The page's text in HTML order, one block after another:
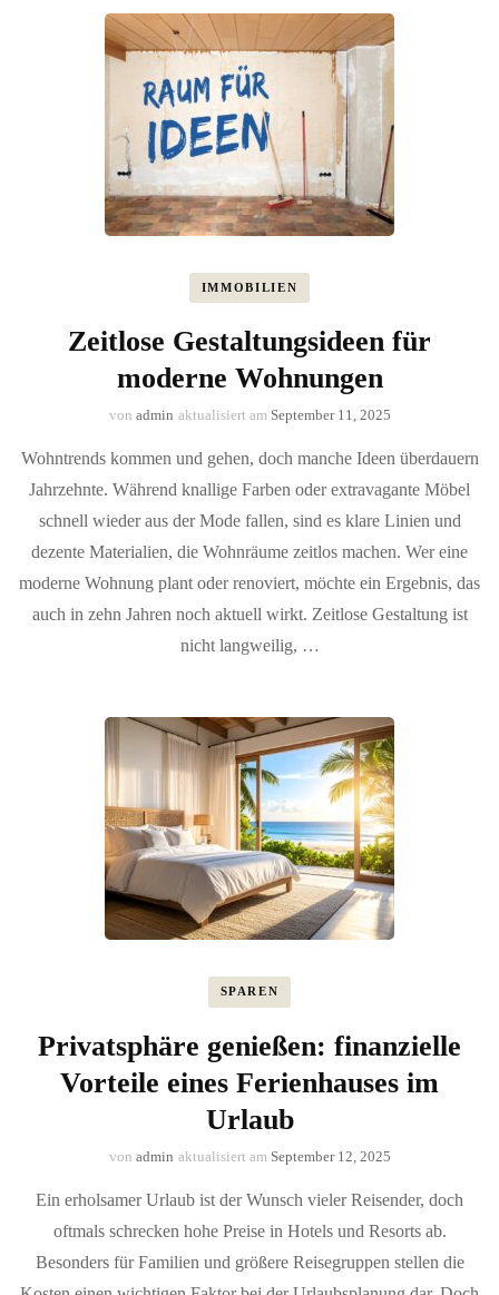
IMMOBILIEN
Zeitlose Gestaltungsideen für
moderne Wohnungen
von admin aktualisiert am September 11, 2025
Wohntrends kommen und gehen, doch manche Ideen überdauern
Jahrzehnte. Während knallige Farben oder extravagante Möbel
schnell wieder aus der Mode fallen, sind es klare Linien und
dezente Materialien, die Wohnräume zeitlos machen. Wer eine
moderne Wohnung plant oder renoviert, möchte ein Ergebnis, das
auch in zehn Jahren noch aktuell wirkt. Zeitlose Gestaltung ist
nicht langweilig, …
SPAREN
Privatsphäre genießen: finanzielle
Vorteile eines Ferienhauses im
Urlaub
von admin aktualisiert am September 12, 2025
Ein erholsamer Urlaub ist der Wunsch vieler Reisender, doch
oftmals schrecken hohe Preise in Hotels und Resorts ab.
Besonders für Familien und größere Reisegruppen stellen die